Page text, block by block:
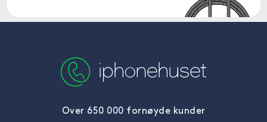
Over 650 000 fornøyde kunder